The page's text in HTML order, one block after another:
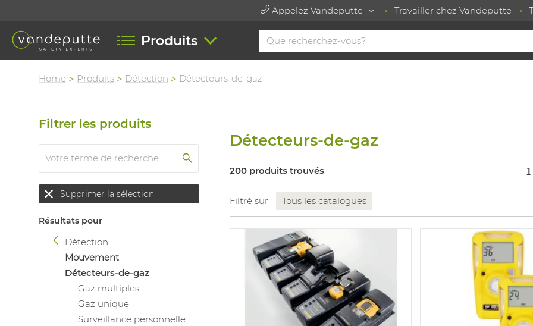
Appelez Vandeputte Travailler chez Vandeputte
Produits
Home Produits Détection Détecteurs-de-gaz
Filtrer les produits
Supprimer la sélection
Résultats pour
Détection
Mouvement
Détecteurs-de-gaz
Gaz multiples
Gaz unique
Surveillance personnelle
Détecteurs-de-gaz
200 produits trouvés 1
Filtré sur: Tous les catalogues